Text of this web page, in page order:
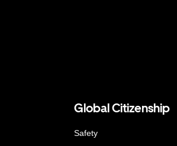
Global Citizenship
Safety